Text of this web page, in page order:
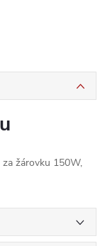
žárovku 150W,